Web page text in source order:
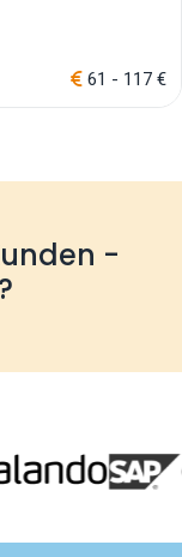
61 - 117 €
-